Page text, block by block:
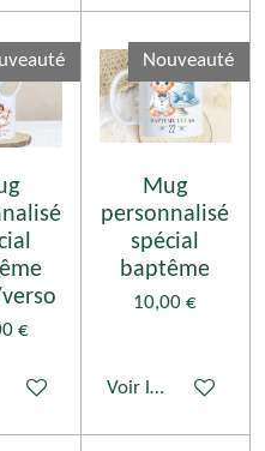
€
Nouveauté
Mug
personnalisé
spécial
baptême
10,00 €
Voir les détails